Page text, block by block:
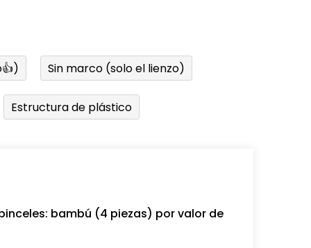
Sin marco (solo el lienzo)
Estructura de plástico
bambú (4 piezas) por valor de